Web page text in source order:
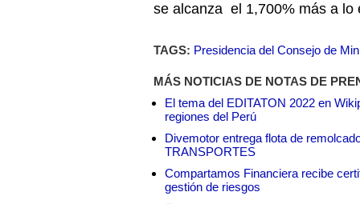
se alcanza el 1,700% más a lo
TAGS: Presidencia del Consejo de
MÁS NOTICIAS DE NOTAS DE
El tema del EDITATON 2022 en
regiones del Perú
Divemotor entrega flota de
TRANSPORTES
Compartamos Financiera recibe
gestión de riesgos